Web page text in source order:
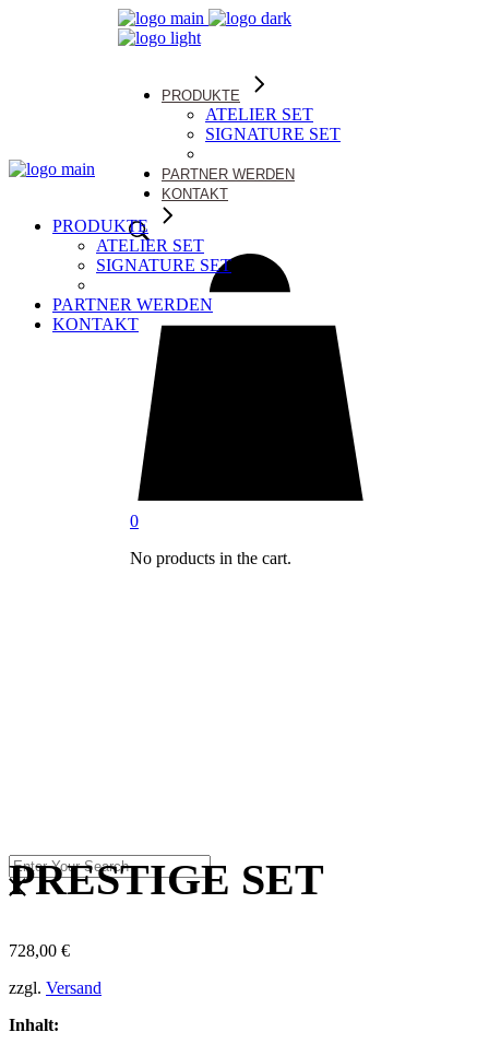
PRODUKTE
ATELIER SET
SIGNATURE SET
PARTNER WERDEN
KONTAKT
0
No products in the cart.
PRODUKTE
ATELIER SET
SIGNATURE SET
PRESTIGE SET
PARTNER WERDEN
KONTAKT
PRESTIGE SET
728,00 €
zzgl. Versand
Inhalt: